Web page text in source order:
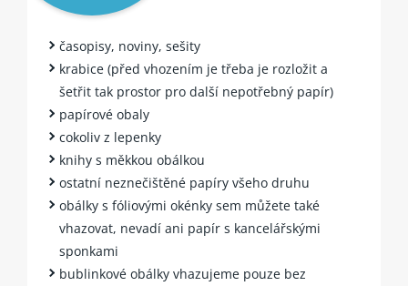
Objemný odpad
Bioodpad
časopisy, noviny, sešity
krabice (před vhozením je třeba je rozložit a
šetřit tak prostor pro další nepotřebný papír)
papírové obaly
cokoliv z lepenky
knihy s měkkou obálkou
ostatní neznečištěné papíry všeho druhu
obálky s fóliovými okénky sem můžete také
vhazovat, nevadí ani papír s kancelářskými
sponkami
bublinkové obálky vhazujeme pouze bez